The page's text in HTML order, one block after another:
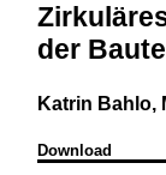
der
Katrin Bahlo,
Download